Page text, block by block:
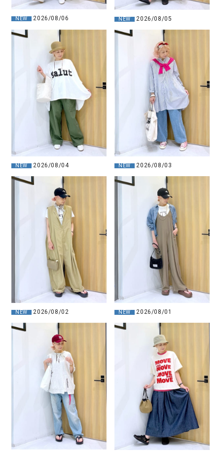
NEW 2026/08/06 NEW 2026/08/05
NEW 2026/08/04 NEW 2026/08/03
NEW 2026/08/02 NEW 2026/08/01